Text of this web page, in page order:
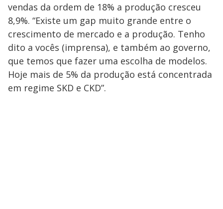
vendas da ordem de 18% a produção cresceu
8,9%. “Existe um gap muito grande entre o
crescimento de mercado e a produção. Tenho
dito a vocês (imprensa), e também ao governo,
que temos que fazer uma escolha de modelos.
Hoje mais de 5% da produção está concentrada
em regime SKD e CKD”.